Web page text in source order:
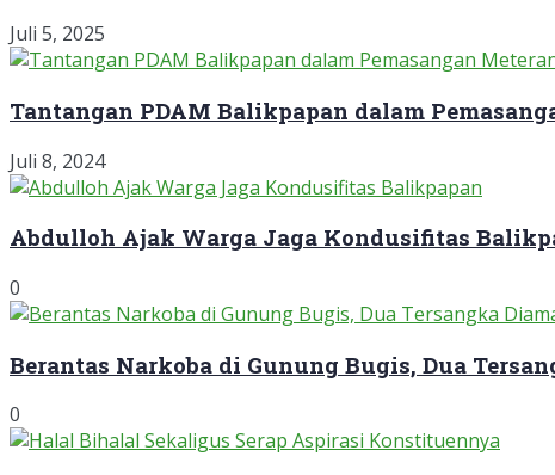
Juli 5, 2025
Tantangan PDAM Balikpapan dalam
Juli 8, 2024
Abdulloh Ajak Warga Jaga Kondusifitas
0
Berantas Narkoba di Gunung Bugis, Dua
0